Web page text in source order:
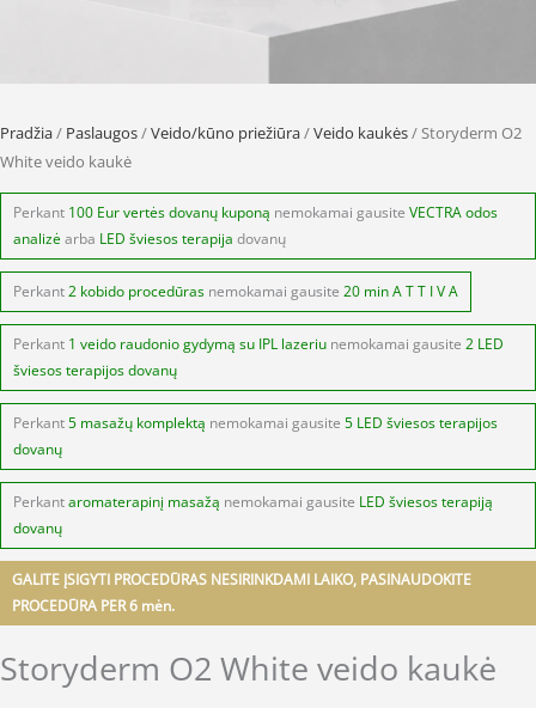
Pradžia/ Paslaugos/Veido/kūno priežiūra/Veido kaukės/ Storyderm O2
White veido kaukė
Perkant 100 Eur vertės dovanų kuponą nemokamai gausite VECTRA odos
analizė arba LED šviesos terapija dovanų
Perkant2 kobido procedūras nemokamai gausite 20 min A T T I V A
Perkant 1 veido raudonio gydymą su IPL lazeriu nemokamai gausite 2 LED
šviesos terapijos dovanų
Perkant5 masažų komplektą nemokamai gausite 5 LED šviesos terapijos
dovanų
Perkantaromaterapinį masažą nemokamai gausite LED šviesos terapiją
dovanų
GALITE ĮSIGYTI PROCEDŪRAS NESIRINKDAMI LAIKO, PASINAUDOKITE
PROCEDŪRA PER 6 mėn.
Storyderm O2 White veido kaukė